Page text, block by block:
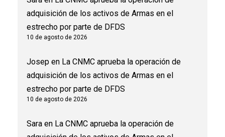
adquisición de los activos de Armas en el
estrecho por parte de DFDS
10 de agosto de 2026
Josep en La CNMC aprueba la operación de
adquisición de los activos de Armas en el
estrecho por parte de DFDS
10 de agosto de 2026
Sara en La CNMC aprueba la operación de